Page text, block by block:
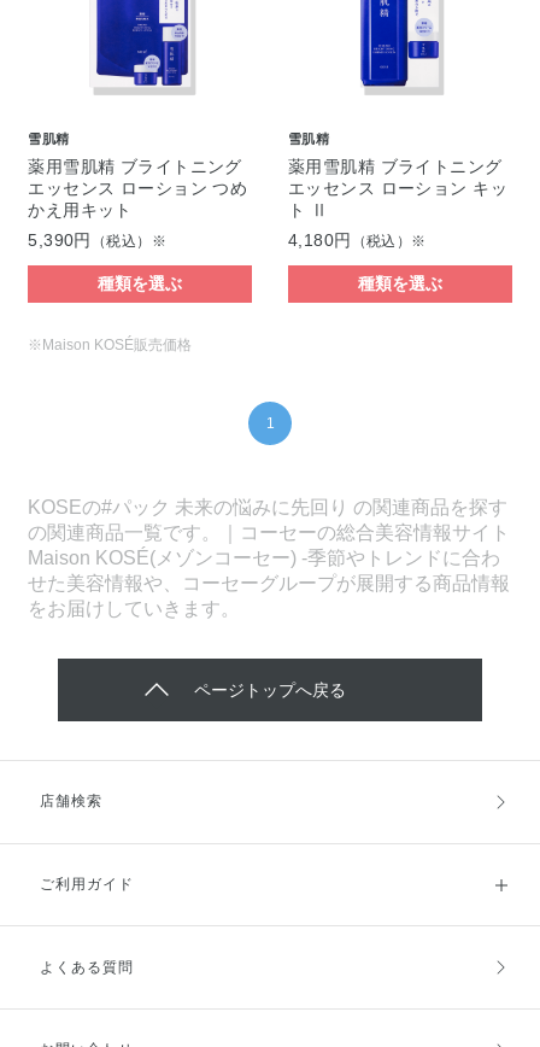
雪肌精
薬用雪肌精 ブライトニング
エッセンス ローション つめ
かえ用キット
5,390円
（税込）※
種類を選ぶ
雪肌精
薬用雪肌精 ブライトニング
エッセンス ローション キッ
ト Ⅱ
4,180円
（税込）※
種類を選ぶ
※Maison KOSÉ販売価格
1
KOSEの#パック 未来の悩みに先回り の関連商品を探す
の関連商品一覧です。｜コーセーの総合美容情報サイト
Maison KOSÉ(メゾンコーセー) -季節やトレンドに合わ
せた美容情報や、コーセーグループが展開する商品情報
をお届けしていきます。
ページトップへ戻る
店舗検索
ご利用ガイド
ご利用ガイドトップ
よくある質問